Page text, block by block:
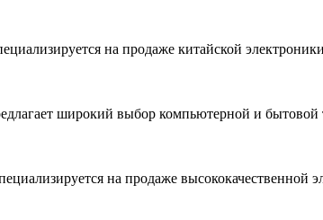
на продаже китайской
широкий выбор компьютерной и
на продаже высококачественной